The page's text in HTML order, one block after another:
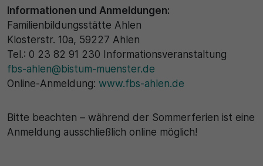
Informationen und Anmeldungen:
Familienbildungsstätte Ahlen
Klosterstr. 10a, 59227 Ahlen
Tel.: 0 23 82 91 230 Informationsveranstaltung
fbs-ahlen@bistum-muenster.de
Online-Anmeldung: www.fbs-ahlen.de
Bitte beachten – während der Sommerferien ist eine
Anmeldung ausschließlich online möglich!